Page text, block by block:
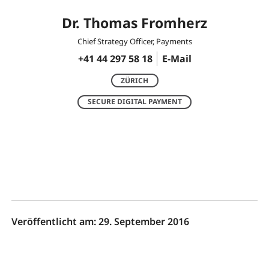
Dr. Thomas Fromherz
Chief Strategy Officer, Payments
+41 44 297 58 18 E-Mail
ZÜRICH
SECURE DIGITAL PAYMENT
Veröffentlicht am:29. September 2016